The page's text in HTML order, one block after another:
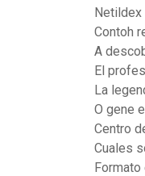
Contoh
A
El
La
O gene
Centro
Cuales